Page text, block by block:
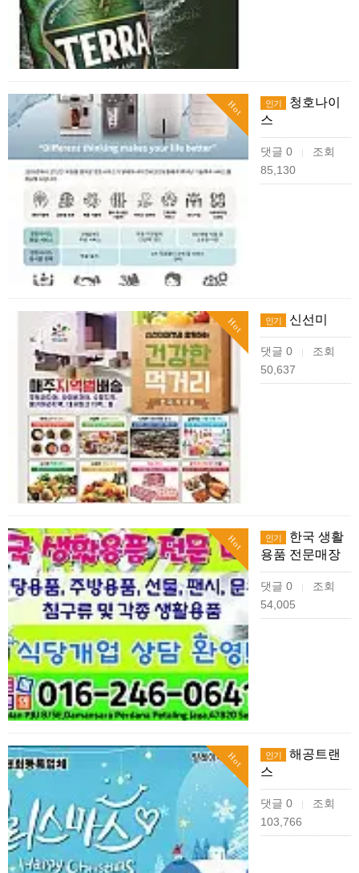
Hot 인기
청호나이
스
댓글 0 |
조회
85,130
Hot 인기 신선미
댓글 0 |
조회
50,637
Hot 인기
한국 생활
용품 전문매장
댓글 0 |
조회
54,005
Hot 인기
해공트랜
스
댓글 0 |
조회
103,766